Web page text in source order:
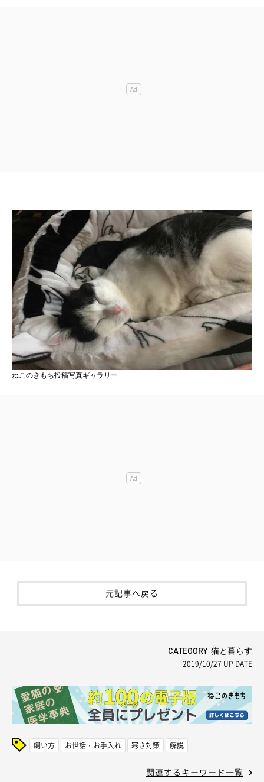
ねこのきもち投稿写真ギャラリー
元記事へ戻る
CATEGORY 猫と暮らす
2019/10/27 UP DATE
飼い方 お世話・お手入れ 寒さ対策 解説
関連するキーワード一覧